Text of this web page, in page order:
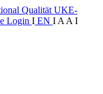
Qualität UKE-
Login I EN I A A I